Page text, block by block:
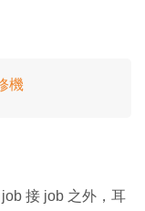
機
接 job 之外，耳